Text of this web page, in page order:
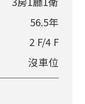
56.5年
2 F/4 F
沒車位